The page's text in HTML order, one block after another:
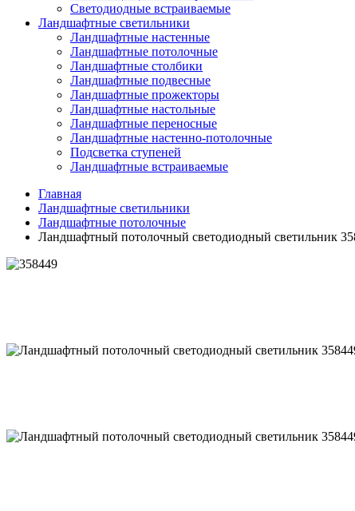
Светодиодные встраиваемые
Ландшафтные светильники
Ландшафтные настенные
Ландшафтные потолочные
Ландшафтные столбики
Ландшафтные подвесные
Ландшафтные прожекторы
Ландшафтные настольные
Ландшафтные переносные
Ландшафтные настенно-потолочные
Подсветка ступеней
Ландшафтные встраиваемые
Главная
Ландшафтные светильники
Ландшафтные потолочные
Ландшафтный потолочный светодиодный светильник